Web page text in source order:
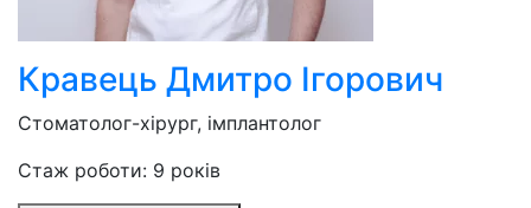
Кравець Дмитро Ігорович
Стоматолог-хірург, імплантолог
Стаж роботи: 9 років